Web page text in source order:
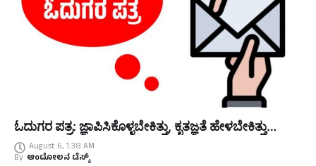
ಓದುಗರ ಪತ್ರ: ಜ್ಞಾಪಿಸಿಕೊಳ್ಳಬೇಕಿತ್ತು, ಕೃತಜ್ಞತೆ ಹೇಳಬೇಕಿತ್ತು…
August 6, 1:38 AM
By ಆಂದೋಲನ ಡೆಸ್ಕ್